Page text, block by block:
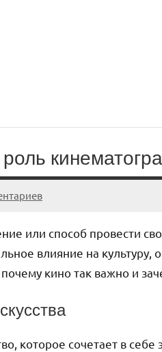
или способ провести
влияние на
кино так важно и
которое сочетает в